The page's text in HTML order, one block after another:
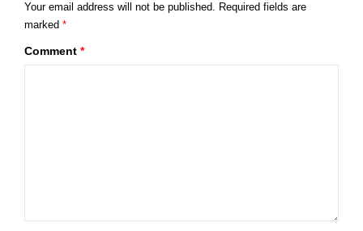
Your email address will not be published. Required fields are
marked *
Comment *